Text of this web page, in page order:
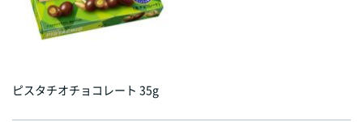
ピスタチオチョコレート 35g